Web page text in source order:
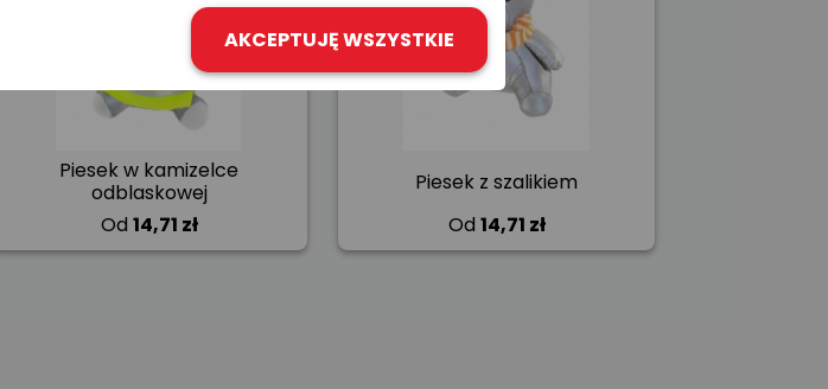
Piesek w kamizelce
odblaskowej
Od 14,71 zł
Piesek z szalikiem
Od 14,71 zł
AKCEPTUJĘ WSZYSTKIE